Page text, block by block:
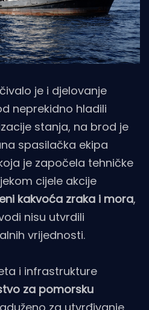
je i djelovanje
neprekidno hladili
stanja, na brod je
spasilačka ekipa
je započela tehničke
cijele akcije
kakvoća zraka i mora,
nisu utvrdili
vrijednosti.
i infrastrukture
za pomorsku